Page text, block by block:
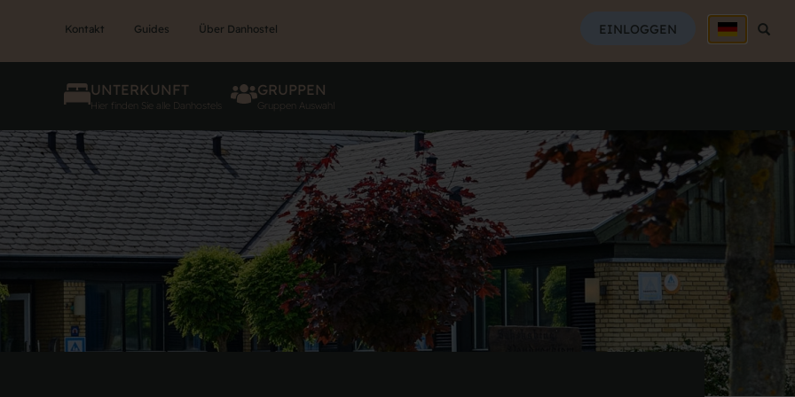
Suche
EINLOGGEN
Kontakt Guides Über Danhostel
UNTERKUNFT
Hier finden Sie alle Danhostels
GRUPPEN
Gruppen Auswahl